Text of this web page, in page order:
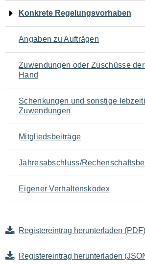
Seiteninhalt
Konkrete Regelungsvorhaben
Angaben zu Aufträgen
Zuwendungen oder Zuschüsse
Hand
Schenkungen und sonstige
Zuwendungen
Mitgliedsbeiträge
Jahresabschluss/
Eigener Verhaltenskodex
Registereintrag herunterladen (PDF)
Registereintrag herunterladen